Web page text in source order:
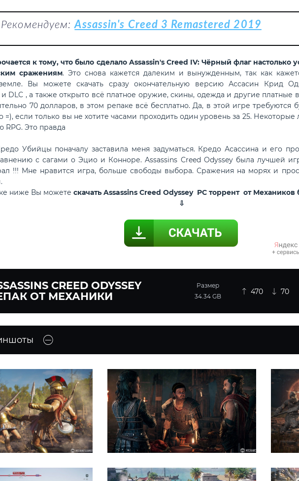
Assassin's Creed 3 Remastered 2019
к тому, что было сделало Assassin's Creed IV: Чёрный флаг
сражениям. Это снова кажется далеким и вынужденным, так как
Вы можете скачать сразу окончательную версию Ассасин Крид
DLC , а также открыто всё платное оружие, скины, одежда и другие
70 долларов, в этом репаке всё бесплатно. Да, в этой игре требуются
=), если только вы не хотите часами проходить один уровень за 25. Некоторые
RPG. Это правда
Убийцы поначалу заставила меня задуматься. Кредо Асассина и его
с сагами о Эцио и Конноре. Assassins Creed Odyssey была лучшей
!!! Мне нравится игра, больше свободы выбора. Сражения на морях и
ниже Вы можете скачать Assassins Creed Odyssey PC торрент от Механиков
⇩
CREED ODYSSEY
ОТ МЕХАНИКИ
Размер
34.34 GB
470 70